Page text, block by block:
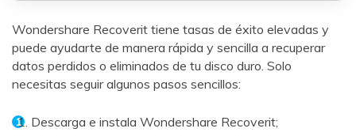
Wondershare Recoverit tiene tasas de éxito elevadas y
puede ayudarte de manera rápida y sencilla a recuperar
datos perdidos o eliminados de tu disco duro. Solo
necesitas seguir algunos pasos sencillos:
Descarga e instala Wondershare Recoverit;